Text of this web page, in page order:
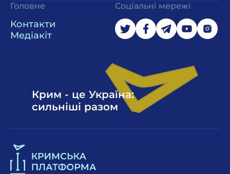
Головне
Контакти
Медіакіт
Соціальні мережі
Крим - це Україна:
сильніші разом